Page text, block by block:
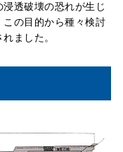
透破壊の恐れが生じ
の目的から種々検討
ました。